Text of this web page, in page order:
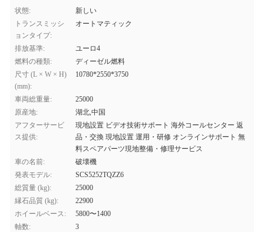
状態:
新しい
トランスミッシ
ョンタイプ:
オートマティック
排放基準:
ユーロ4
燃料の種類:
ディーゼル燃料
尺寸 (L × W × H)
(mm):
10780*2550*3750
車両総重量:
25000
原産地:
湖北,中国
アフターサービ
ス提供:
現地設置 ビデオ技術サポート 海外コールセンター 返
品・交換 現地設置 運用・研修 オンラインサポート 無
料スペアパーツ現地整備・修理サービス
車の名前:
破壊機
発表モデル:
SCS5252TQZZ6
総質量 (kg):
25000
縁石品質 (kg):
22900
ホイールベース:
5800〜1400
軸数:
3